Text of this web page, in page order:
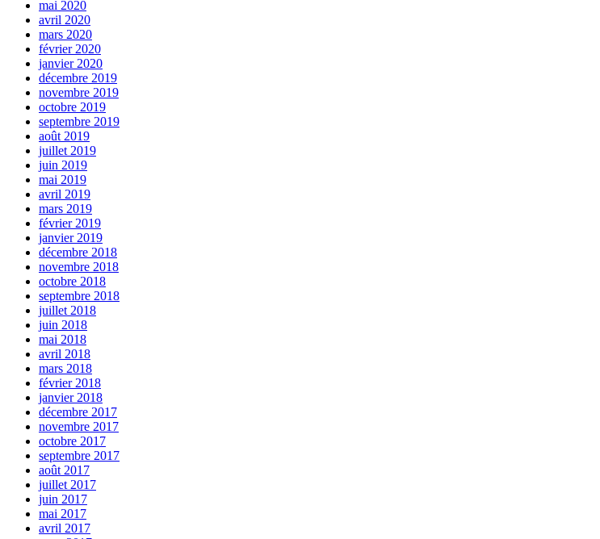
mai 2020
avril 2020
mars 2020
février 2020
janvier 2020
décembre 2019
novembre 2019
octobre 2019
septembre 2019
août 2019
juillet 2019
juin 2019
mai 2019
avril 2019
mars 2019
février 2019
janvier 2019
décembre 2018
novembre 2018
octobre 2018
septembre 2018
juillet 2018
juin 2018
mai 2018
avril 2018
mars 2018
février 2018
janvier 2018
décembre 2017
novembre 2017
octobre 2017
septembre 2017
août 2017
juillet 2017
juin 2017
mai 2017
avril 2017